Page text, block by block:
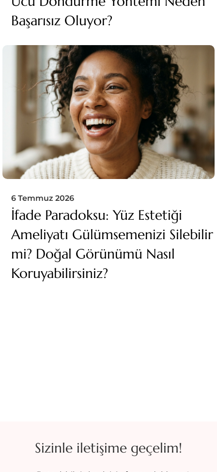
Başarısız Oluyor?
6 Temmuz 2026
İfade Paradoksu: Yüz Estetiği
Ameliyatı Gülümsemenizi Silebilir
mi? Doğal Görünümü Nasıl
Koruyabilirsiniz?
Sizinle iletişime geçelim!